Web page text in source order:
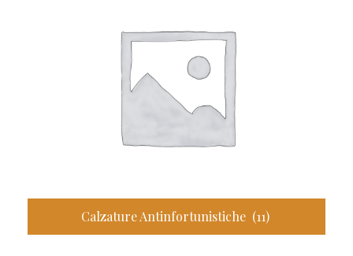
Calzature Antinfortunistiche (11)